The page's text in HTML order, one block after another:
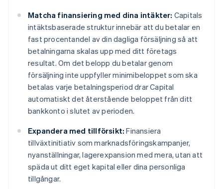
Matcha finansiering med dina intäkter: Capitals
intäktsbaserade struktur innebär att du betalar en
fast procentandel av din dagliga försäljning så att
betalningarna skalas upp med ditt företags
resultat. Om det belopp du betalar genom
försäljning inte uppfyller minimibeloppet som ska
betalas varje betalningsperiod drar Capital
automatiskt det återstående beloppet från ditt
bankkonto i slutet av perioden.
Expandera med tillförsikt: Finansiera
tillväxtinitiativ som marknadsföringskampanjer,
nyanställningar, lagerexpansion med mera, utan att
späda ut ditt eget kapital eller dina personliga
tillgångar.